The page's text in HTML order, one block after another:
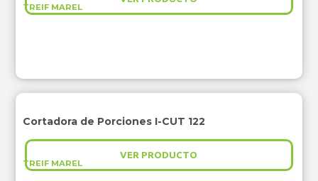
TREIF MAREL
TREIF MAREL
Cortadora de Porciones I-CUT 122
VER PRODUCTO